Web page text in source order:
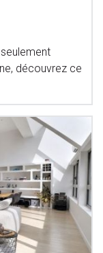
découvrez ce